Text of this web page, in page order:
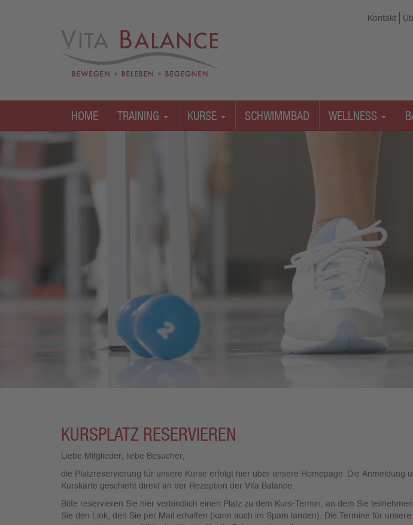
Kontakt
HOME TRAINING KURSE SCHWIMMBAD WELLNESS
KURSPLATZ RESERVIEREN
Liebe Mitglieder, liebe Besucher,
die Platzreservierung für unsere Kurse erfolgt hier über unsere Homepage. Die Anmeldung
Kurskarte geschieht direkt an der Rezeption der Vita Balance.
Bitte reservieren Sie hier verbindlich einen Platz zu dem Kurs-Termin, an dem Sie
Sie den Link, den Sie per Mail erhalten (kann auch im Spam landen). Die Termine für